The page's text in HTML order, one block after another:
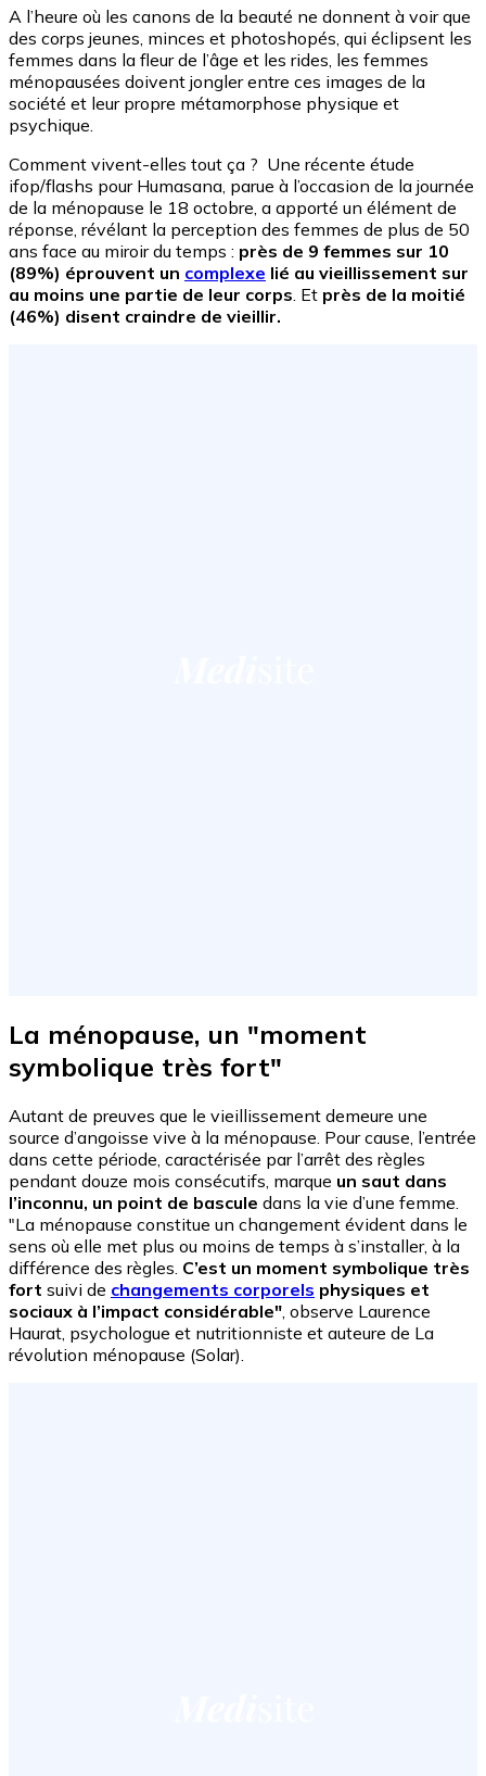
A l’heure où les canons de la beauté ne donnent à voir que
des corps jeunes, minces et photoshopés, qui éclipsent les
femmes dans la fleur de l’âge et les rides, les femmes
ménopausées doivent jongler entre ces images de la
société et leur propre métamorphose physique et
psychique.
Comment vivent-elles tout ça ? Une récente étude
ifop/flashs pour Humasana, parue à l’occasion de la journée
de la ménopause le 18 octobre, a apporté un élément de
réponse, révélant la perception des femmes de plus de 50
ans face au miroir du temps : près de 9 femmes sur 10
(89%) éprouvent un complexe lié au vieillissement sur
au moins une partie de leur corps. Et près de la moitié
(46%) disent craindre de vieillir.
La ménopause, un "moment
symbolique très fort"
Autant de preuves que le vieillissement demeure une
source d’angoisse vive à la ménopause. Pour cause, l’entrée
dans cette période, caractérisée par l’arrêt des règles
pendant douze mois consécutifs, marque un saut dans
l’inconnu, un point de bascule dans la vie d’une femme.
"La ménopause constitue un changement évident dans le
sens où elle met plus ou moins de temps à s’installer, à la
différence des règles. C’est un moment symbolique très
fort suivi de changements corporels physiques et
sociaux à l’impact considérable", observe Laurence
Haurat, psychologue et nutritionniste et auteure de La
révolution ménopause (Solar).